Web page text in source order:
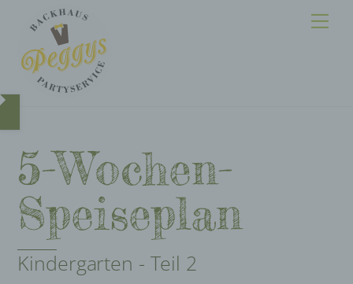
content
5-Wochen-
Speiseplan
Kindergarten - Teil 2